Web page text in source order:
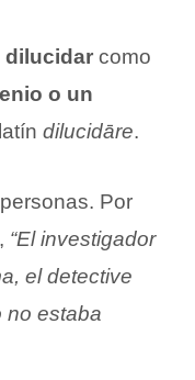
dilucidar como
o un
dilucidāre.
Por
, “El investigador
el detective
no estaba